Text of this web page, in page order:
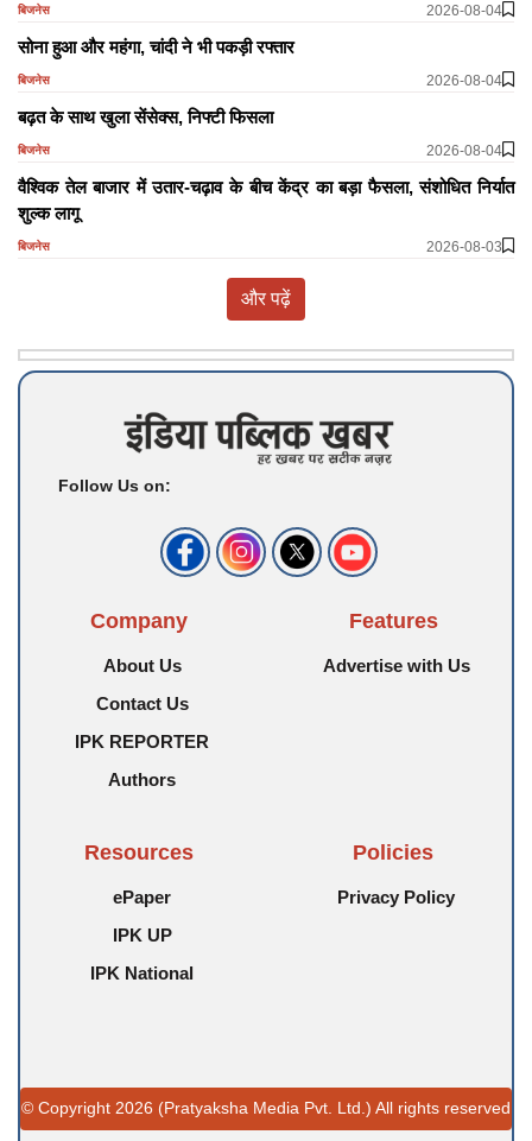
बिजनेस 2026-08-04
सोना हुआ और महंगा, चांदी ने भी पकड़ी रफ्तार
बिजनेस 2026-08-04
​​​​​​​बढ़त के साथ खुला सेंसेक्स, निफ्टी फिसला
बिजनेस 2026-08-04
वैश्विक तेल बाजार में उतार-चढ़ाव के बीच केंद्र का बड़ा फैसला, संशोधित निर्यात
शुल्क लागू
बिजनेस 2026-08-03
और पढ़ें
Follow Us on:
Company
About Us
Contact Us
IPK REPORTER
Authors
Features
Advertise with Us
Resources
ePaper
IPK UP
IPK National
Policies
Privacy Policy
© Copyright 2026 (Pratyaksha Media Pvt. Ltd.) All rights reserved